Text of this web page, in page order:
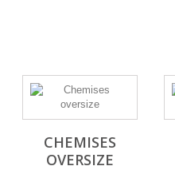
CHEMISES
OVERSIZE